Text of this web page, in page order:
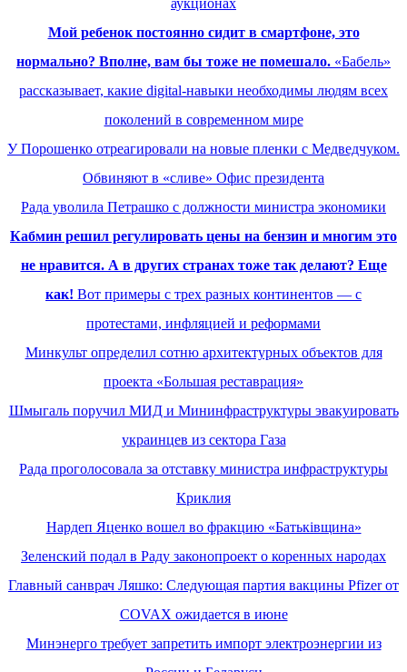
аукционах
Мой ребенок постоянно сидит в смартфоне, это
нормально? Вполне, вам бы тоже не помешало. «Бабель»
рассказывает, какие digital-навыки необходимы людям всех
поколений в современном мире
У Порошенко отреагировали на новые пленки с Медведчуком.
Обвиняют в «сливе» Офис президента
Рада уволила Петрашко с должности министра экономики
Кабмин решил регулировать цены на бензин и многим это
не нравится. А в других странах тоже так делают? Еще
как! Вот примеры с трех разных континентов — с
протестами, инфляцией и реформами
Минкульт определил сотню архитектурных объектов для
проекта «Большая реставрация»
Шмыгаль поручил МИД и Мининфраструктуры эвакуировать
украинцев из сектора Газа
Рада проголосовала за отставку министра инфраструктуры
Криклия
Нардеп Яценко вошел во фракцию «Батьківщина»
Зеленский подал в Раду законопроект о коренных народах
Главный санврач Ляшко: Следующая партия вакцины Pfizer от
COVAX ожидается в июне
Минэнерго требует запретить импорт электроэнергии из